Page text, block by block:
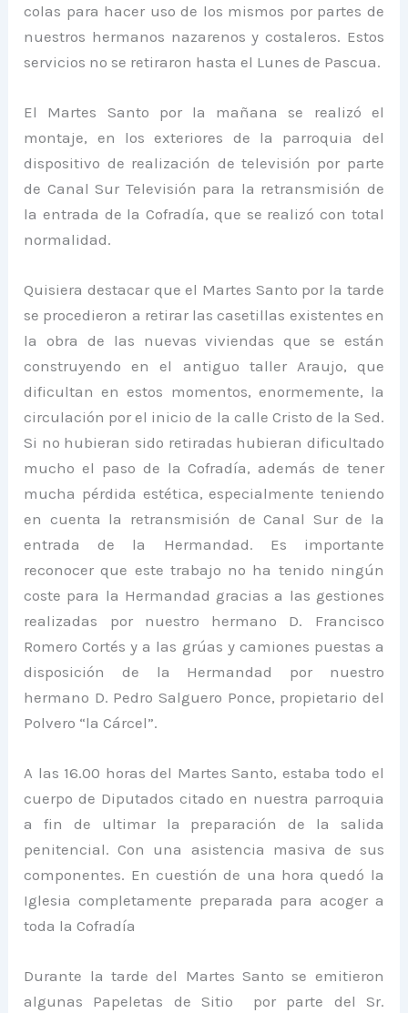
colas para hacer uso de los mismos por partes de
nuestros hermanos nazarenos y costaleros. Estos
servicios no se retiraron hasta el Lunes de Pascua.
El Martes Santo por la mañana se realizó el
montaje, en los exteriores de la parroquia del
dispositivo de realización de televisión por parte
de Canal Sur Televisión para la retransmisión de
la entrada de la Cofradía, que se realizó con total
normalidad.
Quisiera destacar que el Martes Santo por la tarde
se procedieron a retirar las casetillas existentes en
la obra de las nuevas viviendas que se están
construyendo en el antiguo taller Araujo, que
dificultan en estos momentos, enormemente, la
circulación por el inicio de la calle Cristo de la Sed.
Si no hubieran sido retiradas hubieran dificultado
mucho el paso de la Cofradía, además de tener
mucha pérdida estética, especialmente teniendo
en cuenta la retransmisión de Canal Sur de la
entrada de la Hermandad. Es importante
reconocer que este trabajo no ha tenido ningún
coste para la Hermandad gracias a las gestiones
realizadas por nuestro hermano D. Francisco
Romero Cortés y a las grúas y camiones puestas a
disposición de la Hermandad por nuestro
hermano D. Pedro Salguero Ponce, propietario del
Polvero “la Cárcel”.
A las 16.00 horas del Martes Santo, estaba todo el
cuerpo de Diputados citado en nuestra parroquia
a fin de ultimar la preparación de la salida
penitencial. Con una asistencia masiva de sus
componentes. En cuestión de una hora quedó la
Iglesia completamente preparada para acoger a
toda la Cofradía
Durante la tarde del Martes Santo se emitieron
algunas Papeletas de Sitio por parte del Sr.